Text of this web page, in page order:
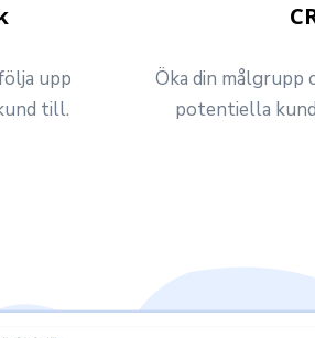
upp
till.
Öka din målgrupp
potentiella